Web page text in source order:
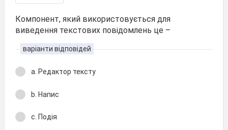
Компонент, який використовується для
виведення текстових повідомлень це –
варіанти відповідей
a. Редактор тексту
b. Напис
c. Подія